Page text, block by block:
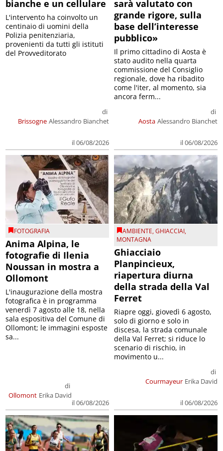
bianche e un cellulare
Brissogne
di
Alessandro Bianchet
il 06/08/2026
L'intervento ha coinvolto un
centinaio di uomini della
Polizia penitenziaria,
provenienti da tutti gli istituti
del Provveditorato
sarà valutato con
grande rigore, sulla
base dell’interesse
pubblico»
Aosta
di
Alessandro Bianchet
il 06/08/2026
Il primo cittadino di Aosta è
stato audito nella quarta
commissione del Consiglio
regionale, dove ha ribadito
come l'iter, al momento, sia
ancora ferm...
FOTOGRAFIA
Anima Alpina, le
fotografie di Ilenia
Noussan in mostra a
Ollomont
Ollomont
di
Erika David
il 06/08/2026
L'inaugurazione della mostra
fotografica è in programma
venerdì 7 agosto alle 18, nella
sala espositiva del Comune di
Ollomont; le immagini esposte
sa...
AMBIENTE,GHIACCIAI,
MONTAGNA
Ghiacciaio
Planpincieux,
riapertura diurna
della strada della Val
Ferret
Courmayeur
di
Erika David
il 06/08/2026
Riapre oggi, giovedì 6 agosto,
solo di giorno e solo in
discesa, la strada comunale
della Val Ferret; si riduce lo
scenario di rischio, in
movimento u...